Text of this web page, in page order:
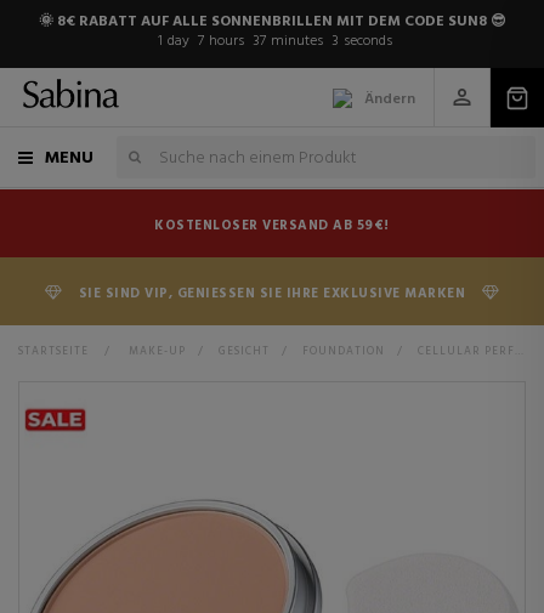
🌞 8€ RABATT AUF ALLE SONNENBRILLEN MIT DEM CODE SUN8 😎
1 day 7 hours 37 minutes 3 seconds
Ändern
MENU
KOSTENLOSER VERSAND AB 59€!
SIE SIND VIP, GENIESSEN SIE IHRE EXKLUSIVE MARKEN
STARTSEITE > MAKE-UP > GESICHT > FOUNDATION > CELLULAR PERFORMANCE TOTAL FINISH FOUNDATION SPF15 PUDER-FOUNDATION